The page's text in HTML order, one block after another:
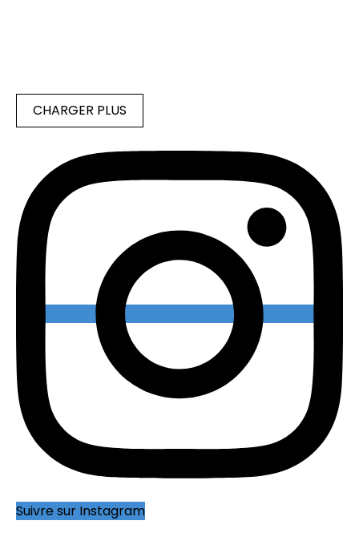
CHARGER PLUS
Suivre sur Instagram